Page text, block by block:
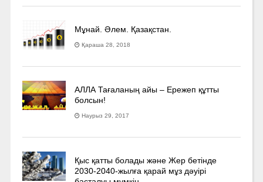
Мұнай. Әлем. Қазақстан.
Қараша 28, 2018
АЛЛА Тағаланың айы – Ережеп құтты
болсын!
Наурыз 29, 2017
Қыс қатты болады және Жер бетінде
2030-2040­-жылға қарай мұз дәуірі